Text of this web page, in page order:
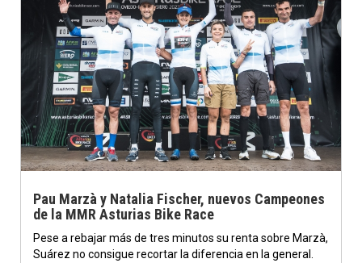
Pau Marzà y Natalia Fischer, nuevos Campeones
de la MMR Asturias Bike Race
Pese a rebajar más de tres minutos su renta sobre Marzà,
Suárez no consigue recortar la diferencia en la general.